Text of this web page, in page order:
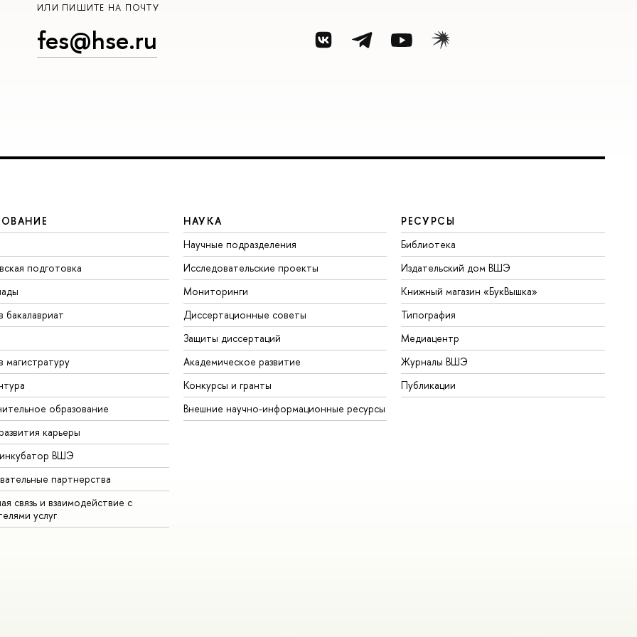
ИЛИ ПИШИТЕ НА ПОЧТУ
fes@hse.ru
подготовка
бакалавриат
магистратуру
образование
карьеры
ВШЭ
партнерства
связь и взаимодействие с
услуг
НАУКА
Научные подразделения
Исследовательские проекты
Мониторинги
Диссертационные советы
Защиты диссертаций
Академическое развитие
Конкурсы и гранты
Внешние научно-информационные ресурсы
РЕСУРСЫ
Библиотека
Издательский дом ВШЭ
Книжный магазин «БукВышка»
Типография
Медиацентр
Журналы ВШЭ
Публикации